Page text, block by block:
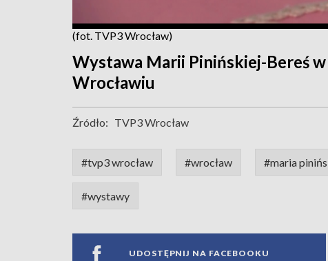
(fot. TVP3 Wrocław)
Wystawa Marii Pinińskiej-Bereś
Wrocławiu
Źródło: TVP3 Wrocław
#tvp3 wrocław #wrocław #maria
#wystawy
UDOSTĘPNIJ NA FACEBOOKU